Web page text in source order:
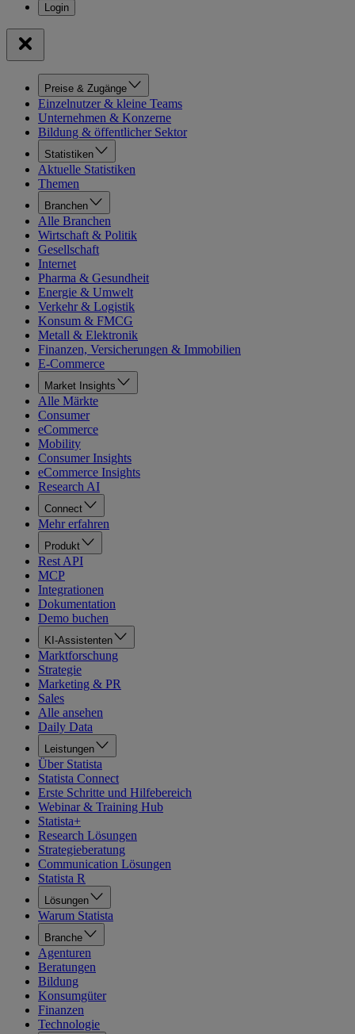
Preise & Zugänge
Einzelnutzer & kleine Teams
Unternehmen & Konzerne
Bildung & öffentlicher Sektor
Statistiken
Aktuelle Statistiken
Themen
Branchen
Alle Branchen
Wirtschaft & Politik
Gesellschaft
Internet
Pharma & Gesundheit
Energie & Umwelt
Verkehr & Logistik
Konsum & FMCG
Metall & Elektronik
Finanzen, Versicherungen & Immobilien
E-Commerce
Market Insights
Alle Märkte
Consumer
eCommerce
Mobility
Consumer Insights
eCommerce Insights
Research AI
Connect
Mehr erfahren
Produkt
Rest API
MCP
Integrationen
Dokumentation
Demo buchen
KI-Assistenten
Marktforschung
Strategie
Marketing & PR
Sales
Alle ansehen
Daily Data
Leistungen
Über Statista
Statista Connect
Erste Schritte und Hilfebereich
Webinar & Training Hub
Statista+
Research Lösungen
Strategieberatung
Communication Lösungen
Statista R
Lösungen
Warum Statista
Branche
Agenturen
Beratungen
Bildung
Konsumgüter
Finanzen
Technologie